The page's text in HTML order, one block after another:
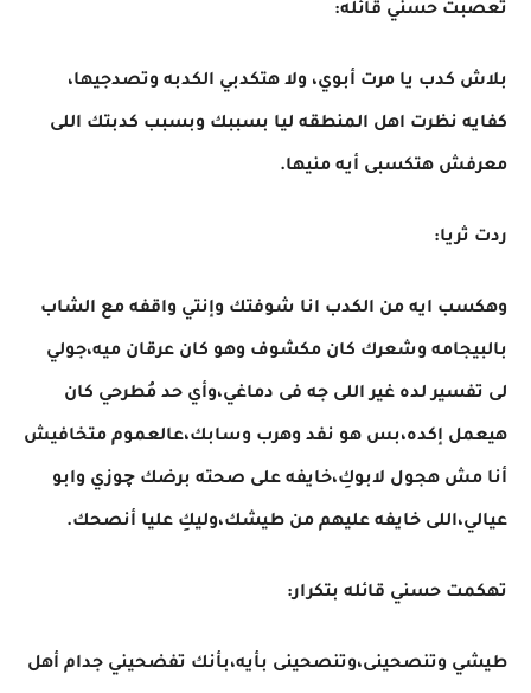
تعصبت حسني قائله:
بلاش كدب يا مرت أبوي، ولا هتكدبي الكدبه وتصدجيها،
كفايه نظرت اهل المنطقه ليا بسببك وبسبب كدبتك اللى
معرفش هتكسبى أيه منيها.
ردت ثريا:
وهكسب ايه من الكدب انا شوفتك وإنتي واقفه مع الشاب
بالبيجامه وشعرك كان مكشوف وهو كان عرقان ميه،جولي
لى تفسير لده غير اللى جه فى دماغي،وأي حد مُطرحي كان
هيعمل إكده،بس هو نفد وهرب وسابك،عالعموم متخافيش
أنا مش هجول لابوكِ،خايفه على صحته برضك چوزي وابو
عيالي،اللى خايفه عليهم من طيشك،وليكِ عليا أنصحك.
تهكمت حسني قائله بتكرار:
طيشي وتنصحينى،وتنصحينى بأيه،بأنك تفضحيني جدام أهل